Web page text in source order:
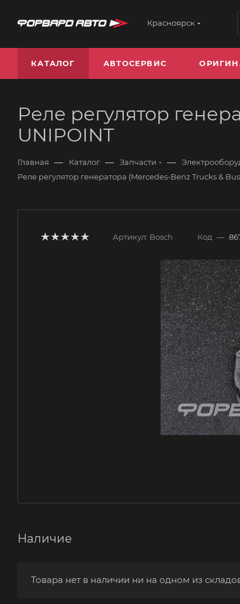
Красноярск
КАТАЛОГ АВТОСЕРВИС
Реле регулятор
UNIPOINT
Главная — Каталог — Запчасти —
Реле регулятор генератора (Mercedes-Benz Trucks &
Артикул: Bosch Код —
Наличие
Товара нет в наличии ни на одном из